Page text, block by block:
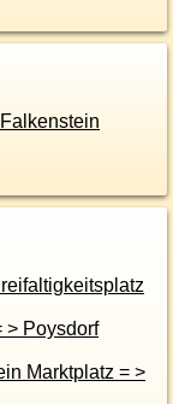
Falkenstein
= > Poysdorf Dreifaltigkeitsplatz
Marktplatz = >